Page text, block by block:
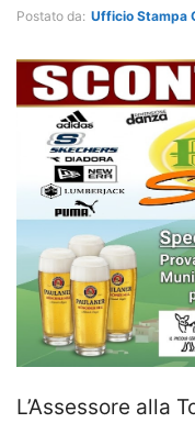
Postato da: Ufficio Stampa
L’Assessore alla